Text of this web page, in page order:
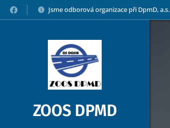
Jsme odborová organizace při DpmD, a.s.
ZOOS DPMD